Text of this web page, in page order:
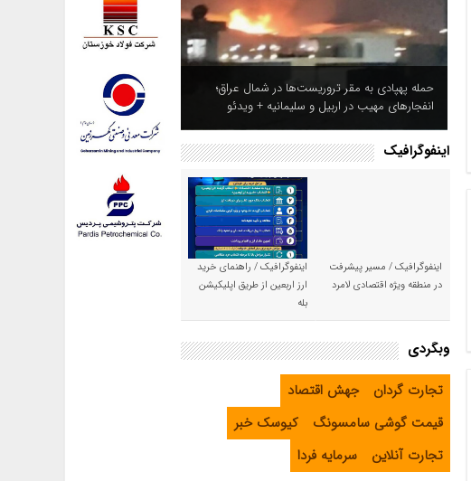
حمله پهپادی به مقر تروریست‌ها در شمال عراق؛
انفجارهای مهیب در اربیل و سلیمانیه + ویدئو
اینفوگرافیک
اینفوگرافیک / مسیر پیشرفت
در منطقه ویژه اقتصادی لامرد
اینفوگرافیک / راهنمای خرید
ارز اربعین از طریق اپلیکیشن
بله
وبگردی
تجارت گردان
جهش اقتصاد
قیمت گوشی سامسونگ
کیوسک خبر
تجارت آنلاین
سرمایه فردا